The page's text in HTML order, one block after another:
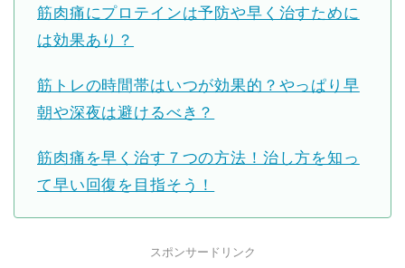
筋肉痛にプロテインは予防や早く治すために
は効果あり？
筋トレの時間帯はいつが効果的？やっぱり早
朝や深夜は避けるべき？
筋肉痛を早く治す７つの方法！治し方を知っ
て早い回復を目指そう！
スポンサードリンク